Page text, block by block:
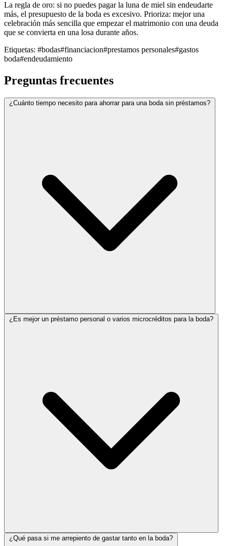
La regla de oro: si no puedes pagar la luna de miel sin endeudarte
más, el presupuesto de la boda es excesivo. Prioriza: mejor una
celebración más sencilla que empezar el matrimonio con una deuda
que se convierta en una losa durante años.
Etiquetas: #bodas#financiacion#prestamos personales#gastos
boda#endeudamiento
Preguntas frecuentes
¿Cuánto tiempo necesito para ahorrar para una boda sin préstamos?
¿Es mejor un préstamo personal o varios microcréditos para la boda?
¿Qué pasa si me arrepiento de gastar tanto en la boda?